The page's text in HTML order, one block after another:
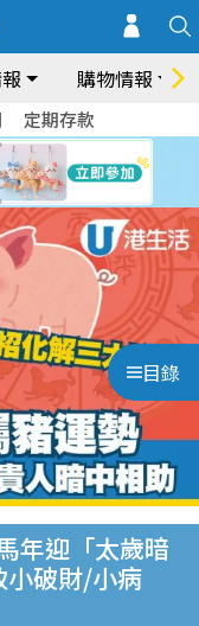
購物情報
定期存款
目錄
年迎「太歲暗
小破財/小病